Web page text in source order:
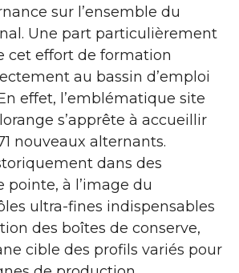
sur l’ensemble du
Une part particulièrement
cet effort de formation
au bassin d’emploi
effet, l’emblématique site
s’apprête à accueillir
nouveaux alternants.
dans des
pointe, à l’image du
ultra-fines indispensables
des boîtes de conserve,
cible des profils variés pour